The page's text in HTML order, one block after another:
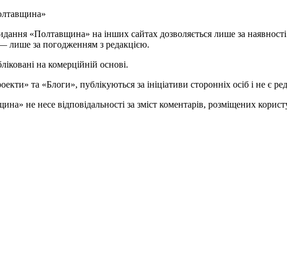
«Полтавщина» на інших сайтах дозволяється лише за
лише за погодженням з редакцією.
на комерційній основі.
та «Блоги», публікуються за ініціативи сторонніх осіб і не є
не несе відповідальності за зміст коментарів, розміщених